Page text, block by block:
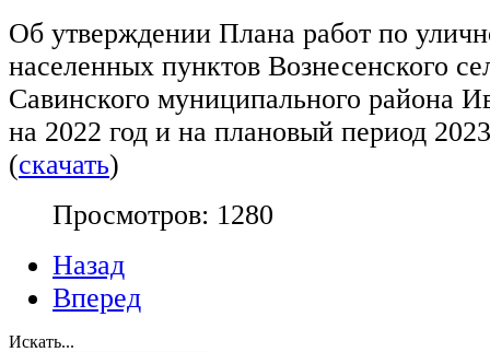
Об утверждении Плана работ по
населенных пунктов Вознесенского
Савинского муниципального района
на 2022 год и на плановый период
(скачать)
Просмотров: 1280
Назад
Вперед
Искать...